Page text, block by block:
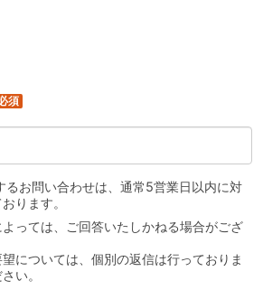
るお問い合わせは、通常5営業日以内に対
ります。
っては、ご回答いたしかねる場合がござ
については、個別の返信は行っておりま
い。